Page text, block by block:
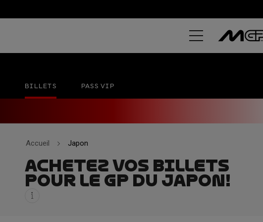
MOTUL GRAND
BILLETS PASS VIP
Accueil Japon
ACHETEZ VOS BILLETS
POUR LE GP DU JAPON!